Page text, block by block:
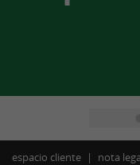
espacio cliente nota